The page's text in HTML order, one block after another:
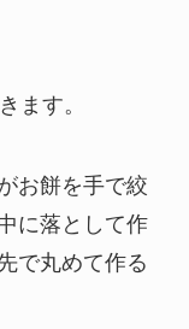
ます。
お餅を手で絞
に落として作
で丸めて作る